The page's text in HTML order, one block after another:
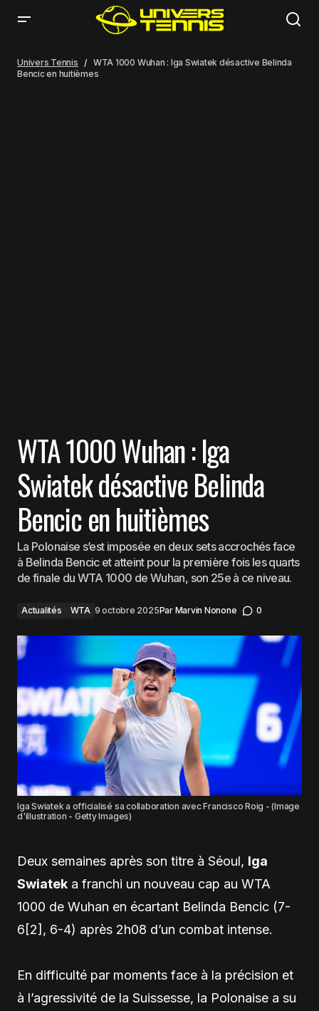
Univers Tennis
WTA 1000 Wuhan : Iga Swiatek désactive Belinda
Bencic en huitièmes
WTA 1000 Wuhan : Iga
Swiatek désactive Belinda
Bencic en huitièmes
La Polonaise s’est imposée en deux sets accrochés face
à Belinda Bencic et atteint pour la première fois les quarts
de finale du WTA 1000 de Wuhan, son 25e à ce niveau.
Actualités WTA 9 octobre 2025Par Marvin Nonone 0
Iga Swiatek a officialisé sa collaboration avec Francisco Roig - (Image
d'illustration - Getty Images)
Deux semaines après son titre à Séoul, Iga
Swiatek a franchi un nouveau cap au WTA
1000 de Wuhan en écartant Belinda Bencic (7-
6[2], 6-4) après 2h08 d’un combat intense.
En difficulté par moments face à la précision et
à l’agressivité de la Suissesse, la Polonaise a su